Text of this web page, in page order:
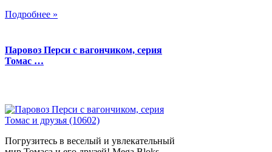
Подробнее »
Паровоз Перси с вагончиком, серия
Томас …
Погрузитесь в веселый и увлекательный